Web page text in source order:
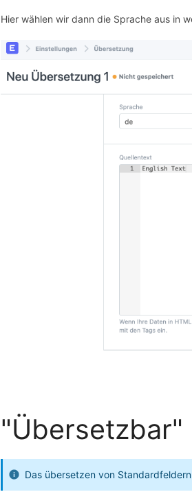
Hier wählen wir dann die Sprache aus in
"Übersetzbar"
Das übersetzen von